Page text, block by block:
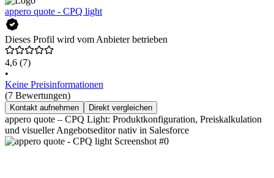
appero quote - CPQ light
Dieses Profil wird vom Anbieter betrieben
4,6 (7)
•
Keine Preisinformationen
(7 Bewertungen)
Kontakt aufnehmen Direkt vergleichen
appero quote – CPQ Light: Produktkonfiguration, Preiskalkulation
und visueller Angebotseditor nativ in Salesforce